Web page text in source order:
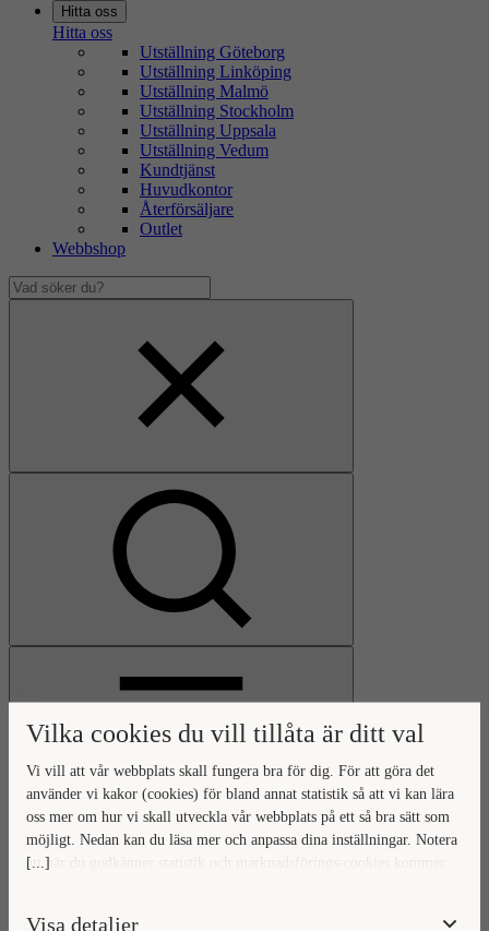
Vilka cookies du vill tillåta är ditt val
[...]
Vi vill att vår webbplats skall fungera bra för dig. För att göra det
använder vi kakor (cookies) för bland annat statistik så att vi kan lära
oss mer om hur vi skall utveckla vår webbplats på ett så bra sätt som
möjligt. Nedan kan du läsa mer och anpassa dina inställningar. Notera
att när du godkänner statistik och marknadsförings-cookies kommer
Visa detaljer
Hitta oss
Hitta oss
Utställning Göteborg
Utställning Linköping
Utställning Malmö
Utställning Stockholm
Utställning Uppsala
Utställning Vedum
Kundtjänst
Huvudkontor
Återförsäljare
Outlet
Webbshop
Vad
söker
Öppna
huvudmeny
GåStäng
huvudmeny